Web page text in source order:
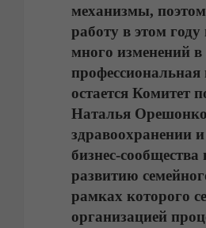
механизмы,
работу в этом
много изменений
остается Комитет
Наталья
здравоохранении
бизнес-
развитию
рамках которого
организацией